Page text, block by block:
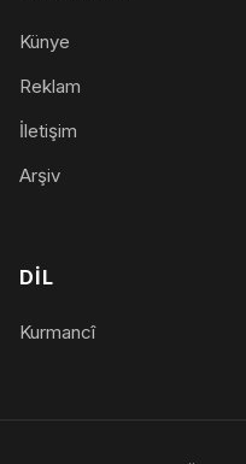
Künye
Reklam
İletişim
Arşiv
DIL
Kurmancî